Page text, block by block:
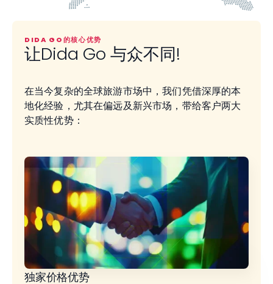
DIDA GO的核心优势
让Dida Go 与众不同!
在当今复杂的全球旅游市场中，我们凭借深厚的本
地化经验，尤其在偏远及新兴市场，带给客户两大
实质性优势：
独家价格优势